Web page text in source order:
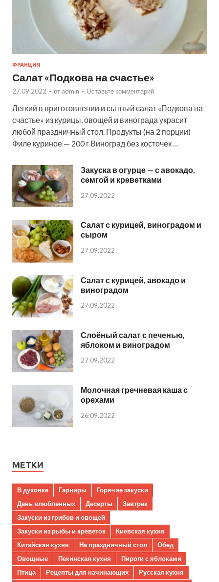
ФРАНЦИЯ
Салат «Подкова на счастье»
27.09.2022 - от admin - Оставьте комментарий
Легкий в приготовлении и сытный салат «Подкова на
счастье» из курицы, овощей и винограда украсит
любой праздничный стол. Продукты (на 2 порции)
Филе куриное — 200 г Виноград без косточек …
Закуска в огурце — с авокадо,
семгой и креветками
27.09.2022
Салат с курицей, виноградом и
сыром
27.09.2022
Салат с курицей, авокадо и
виноградом
27.09.2022
Слоёный салат с печенью,
яблоком и виноградом
27.09.2022
Молочная гречневая каша с
орехами
26.09.2022
МЕТКИ
В духовке Гарниры
Горячие закуски
День влюбленных
Десерты
Завтрак
Закуски из грибов и овощей
Закуски из рыбы и креветок
Киевская кухня
Китайская кухня
На праздничный стол
Обед
Овощные
Пекинская кухня
Пироги с яблоками
Птица
Рецепты для начинающих
Русская кухня